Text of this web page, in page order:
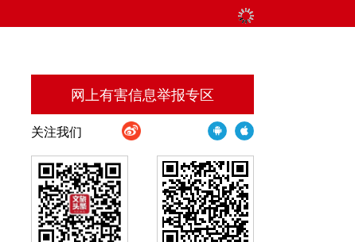
网上有害信息举报专区
关注我们